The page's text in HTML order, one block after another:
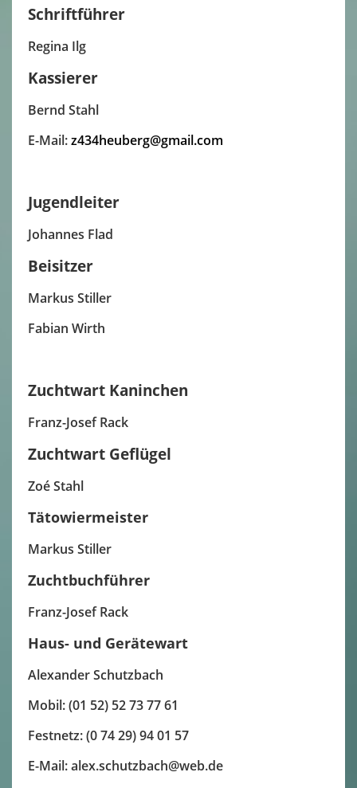
Schriftführer
Regina Ilg
Kassierer
Bernd Stahl
E-Mail:z434heuberg@gmail.com
Jugendleiter
Johannes Flad
Beisitzer
Markus Stiller
Fabian Wirth
Zuchtwart Kaninchen
Franz-Josef Rack
Zuchtwart Geflügel
Zoé Stahl
Tätowiermeister
Markus Stiller
Zuchtbuchführer
Franz-Josef Rack
Haus- und Gerätewart
Alexander Schutzbach
Mobil: (01 52) 52 73 77 61
Festnetz: (0 74 29) 94 01 57
E-Mail: alex.schutzbach@web.de